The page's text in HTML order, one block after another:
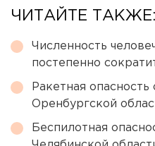
ЧИТАЙТЕ ТАКЖЕ:
Численность
постепенно
Ракетная опасность
Оренбургской
Беспилотная